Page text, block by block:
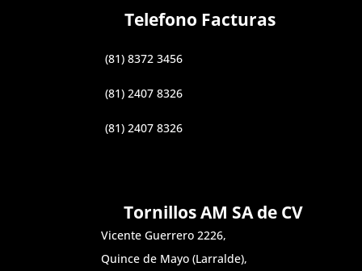
Telefono Facturas
(81) 8372 3456
(81) 2407 8326
(81) 2407 8326
Tornillos AM SA de CV
Vicente Guerrero 2226,
Quince de Mayo (Larralde),